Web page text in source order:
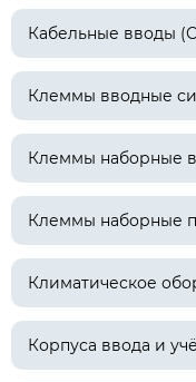
Кабельные вводы
Клеммы вводные
Клеммы наборные
Клеммы наборные
Климатическое
Корпуса ввода и